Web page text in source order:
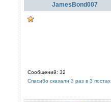
JamesBond007
Сообщений: 32
Спасибо сказали 3 раз в 3 постах